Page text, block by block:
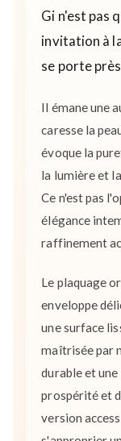
Gi n'est pas
invitation à
se porte
Il émane une
caresse la
évoque la
la lumière et
Ce n'est pas
élégance
raffinement
Le plaquage
enveloppe
une surface
maîtrisée par
durable et une
prospérité et
version